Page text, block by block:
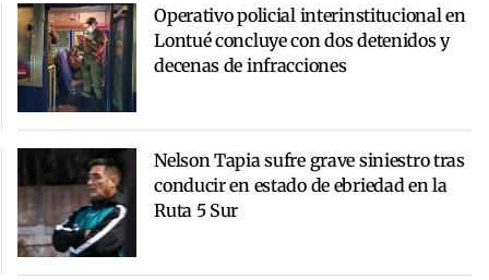
Operativo policial interinstitucional en
Lontué concluye con dos detenidos y
decenas de infracciones
Nelson Tapia sufre grave siniestro tras
conducir en estado de ebriedad en la
Ruta 5 Sur